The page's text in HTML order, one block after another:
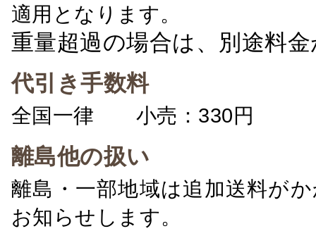
適用となります。
重量超過の場合は、別途料
代引き手数料
全国一律 小売：330円 卸
離島他の扱い
離島・一部地域は追加送料が
お知らせします。